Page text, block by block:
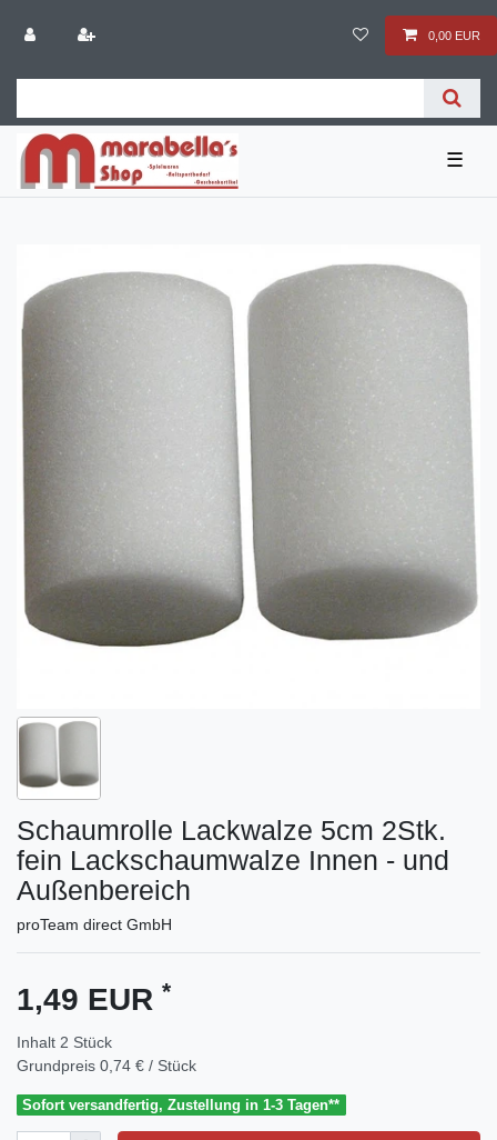
0,00 EUR
☰
Schaumrolle Lackwalze 5cm 2Stk.
fein Lackschaumwalze Innen - und
Außenbereich
proTeam direct GmbH
1,49 EUR *
Inhalt 2 Stück
Grundpreis 0,74 € / Stück
Sofort versandfertig, Zustellung in 1-3 Tagen**